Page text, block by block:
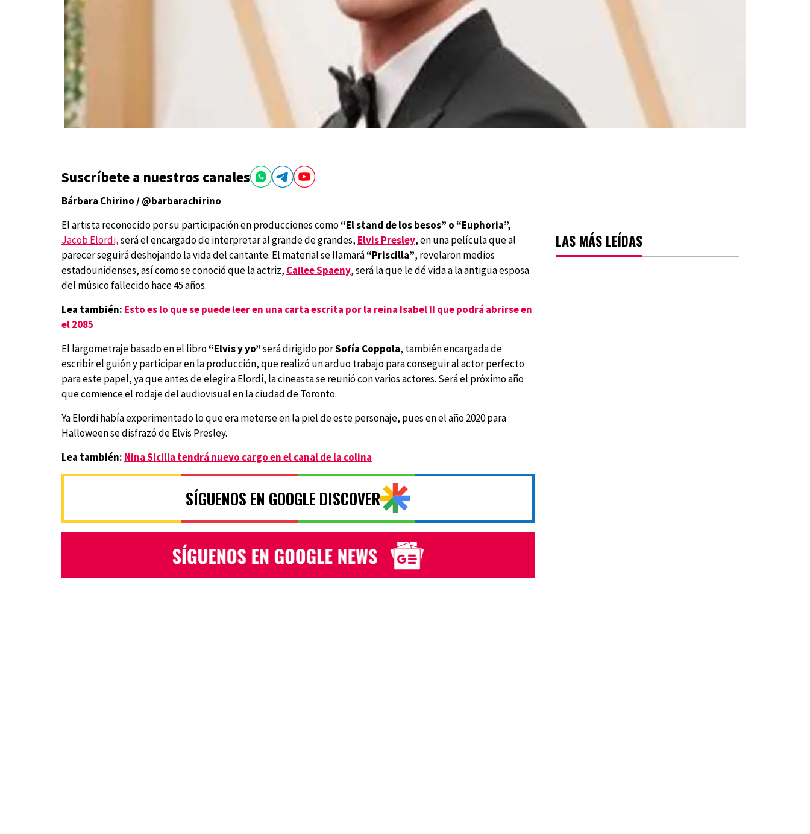
Suscríbete a nuestros canales
Bárbara Chirino / @barbarachirino
El artista reconocido por su participación en producciones como“El stand de los besos” o “Euphoria”,
Jacob Elordi,será el encargado de interpretar al grande de grandes, Elvis Presley, en una película que al
parecer seguirá deshojando la vida del cantante. El material se llamará“Priscilla”, revelaron medios
estadounidenses, así como se conoció que la actriz, Cailee Spaeny, será la que le dé vida a la antigua esposa
del músico fallecido hace 45 años.
Lea también: Esto es lo que se puede leer en una carta escrita por la reina Isabel II que podrá abrirse en
el 2085
El largometraje basado en el libro“Elvis y yo”será dirigido porSofía Coppola, también encargada de
escribir el guión y participar en la producción, que realizó un arduo trabajo para conseguir al actor perfecto
para este papel, ya que antes de elegir a Elordi, la cineasta se reunió con varios actores. Será el próximo año
que comience el rodaje del audiovisual en la ciudad de Toronto.
Ya Elordi había experimentado lo que era meterse en la piel de este personaje, pues en el año 2020 para
Halloween se disfrazó de Elvis Presley.
Lea también: Nina Sicilia tendrá nuevo cargo en el canal de la colina
SÍGUENOS EN GOOGLE DISCOVER
LAS MÁS LEÍDAS